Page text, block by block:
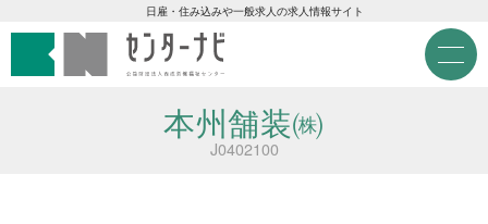
M
e
n
センターナビ 公益財団法
日雇・住み込みや一般求人の求人情報サイト
急募現金求人
急募契約求人
高齢者活躍求人
本州舗装㈱
J0402100